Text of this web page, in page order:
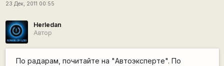
23 Дек, 2011 00:55
Herledan
Автор
По радарам, почитайте на "Автоэксперте". По